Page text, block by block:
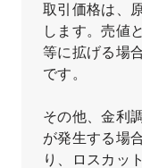
取引価格は、
します。売値
等に拡げる場
です。
その他、金利
が発生する場
り、ロスカッ